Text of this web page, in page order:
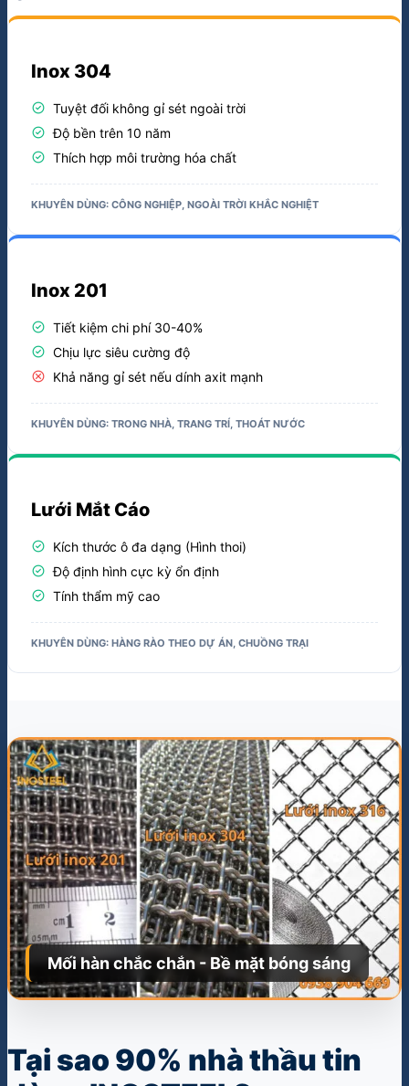
Inox 304
check_circle Tuyệt đối không gỉ sét ngoài trời
check_circle Độ bền trên 10 năm
check_circle Thích hợp môi trường hóa chất
KHUYÊN DÙNG: CÔNG NGHIỆP, NGOÀI TRỜI KHẮC NGHIỆT
Inox 201
check_circle Tiết kiệm chi phí 30-40%
check_circle Chịu lực siêu cường độ
cancel Khả năng gỉ sét nếu dính axit mạnh
KHUYÊN DÙNG: TRONG NHÀ, TRANG TRÍ, THOÁT NƯỚC
Lưới Mắt Cáo
check_circle Kích thước ô đa dạng (Hình thoi)
check_circle Độ định hình cực kỳ ổn định
check_circle Tính thẩm mỹ cao
KHUYÊN DÙNG: HÀNG RÀO THEO DỰ ÁN, CHUỒNG TRẠI
Mối hàn chắc chắn - Bề mặt bóng sáng
Tại sao 90% nhà thầu tin